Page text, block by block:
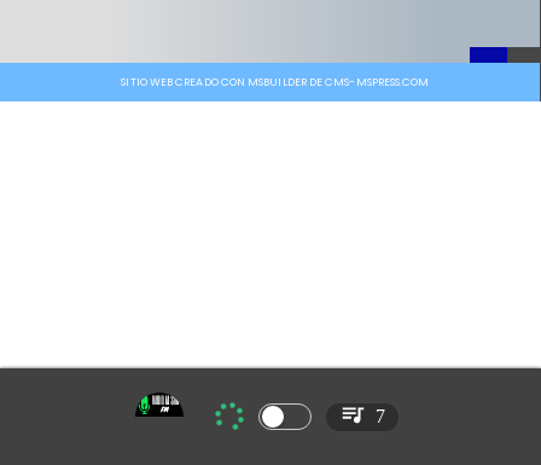
SITIO WEB CREADO CON MSBUILDER DE CMS-MSPRESS.COM
7